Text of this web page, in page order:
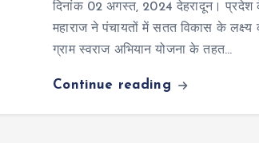
दिनांक 02 अगस्त, 2024 देहरादून। प्रदेश
महाराज ने पंचायतों में सतत विकास के लक्ष्य
ग्राम स्वराज अभियान योजना के तहत…
Continue reading